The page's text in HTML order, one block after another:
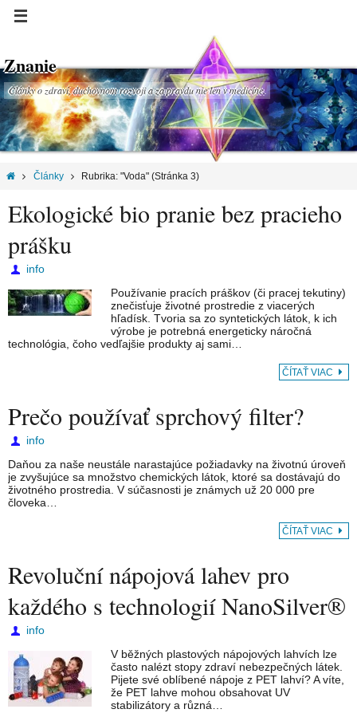
Znanie
Články o zdraví, duchovnom rozvoji a za pravdu nie len v medicíne.
Články Rubrika: "Voda" (Stránka 3)
Ekologické bio pranie bez pracieho
prášku
info
Používanie pracích práškov (či pracej tekutiny)
znečisťuje životné prostredie z viacerých
hľadísk. Tvoria sa zo syntetických látok, k ich
výrobe je potrebná energeticky náročná
technológia, čoho vedľajšie produkty aj sami…
ČÍTAŤ VIAC
Prečo používať sprchový filter?
info
Daňou za naše neustále narastajúce požiadavky na životnú úroveň
je zvyšujúce sa množstvo chemických látok, ktoré sa dostávajú do
životného prostredia. V súčasnosti je známych už 20 000 pre
človeka…
ČÍTAŤ VIAC
Revoluční nápojová lahev pro
každého s technologií NanoSilver®
info
V běžných plastových nápojových lahvích lze
často nalézt stopy zdraví nebezpečných látek.
Pijete své oblíbené nápoje z PET lahví? A víte,
že PET lahve mohou obsahovat UV
stabilizátory a různá…